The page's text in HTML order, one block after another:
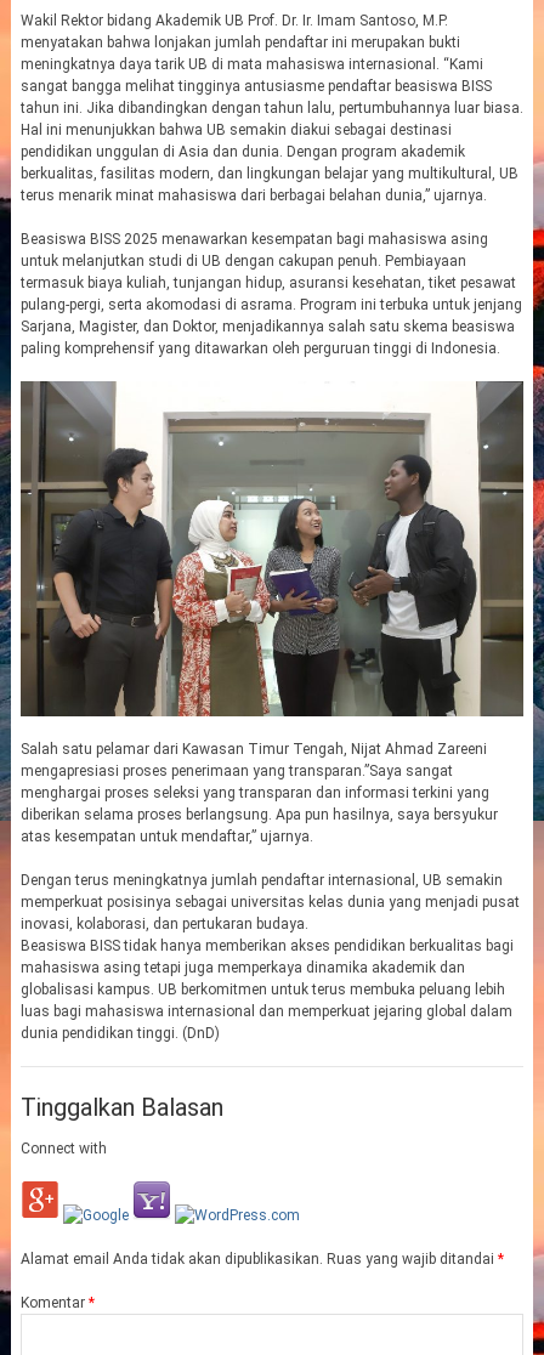
Wakil Rektor bidang Akademik UB Prof. Dr. Ir. Imam Santoso, M.P.
menyatakan bahwa lonjakan jumlah pendaftar ini merupakan bukti
meningkatnya daya tarik UB di mata mahasiswa internasional. “Kami
sangat bangga melihat tingginya antusiasme pendaftar beasiswa BISS
tahun ini. Jika dibandingkan dengan tahun lalu, pertumbuhannya luar biasa.
Hal ini menunjukkan bahwa UB semakin diakui sebagai destinasi
pendidikan unggulan di Asia dan dunia. Dengan program akademik
berkualitas, fasilitas modern, dan lingkungan belajar yang multikultural, UB
terus menarik minat mahasiswa dari berbagai belahan dunia,” ujarnya.
Beasiswa BISS 2025 menawarkan kesempatan bagi mahasiswa asing
untuk melanjutkan studi di UB dengan cakupan penuh. Pembiayaan
termasuk biaya kuliah, tunjangan hidup, asuransi kesehatan, tiket pesawat
pulang-pergi, serta akomodasi di asrama. Program ini terbuka untuk jenjang
Sarjana, Magister, dan Doktor, menjadikannya salah satu skema beasiswa
paling komprehensif yang ditawarkan oleh perguruan tinggi di Indonesia.
Salah satu pelamar dari Kawasan Timur Tengah, Nijat Ahmad Zareeni
mengapresiasi proses penerimaan yang transparan.”Saya sangat
menghargai proses seleksi yang transparan dan informasi terkini yang
diberikan selama proses berlangsung. Apa pun hasilnya, saya bersyukur
atas kesempatan untuk mendaftar,” ujarnya.
Dengan terus meningkatnya jumlah pendaftar internasional, UB semakin
memperkuat posisinya sebagai universitas kelas dunia yang menjadi pusat
inovasi, kolaborasi, dan pertukaran budaya.
Beasiswa BISS tidak hanya memberikan akses pendidikan berkualitas bagi
mahasiswa asing tetapi juga memperkaya dinamika akademik dan
globalisasi kampus. UB berkomitmen untuk terus membuka peluang lebih
luas bagi mahasiswa internasional dan memperkuat jejaring global dalam
dunia pendidikan tinggi. (DnD)
Tinggalkan Balasan
Connect with
Alamat email Anda tidak akan dipublikasikan. Ruas yang wajib ditandai *
Komentar *